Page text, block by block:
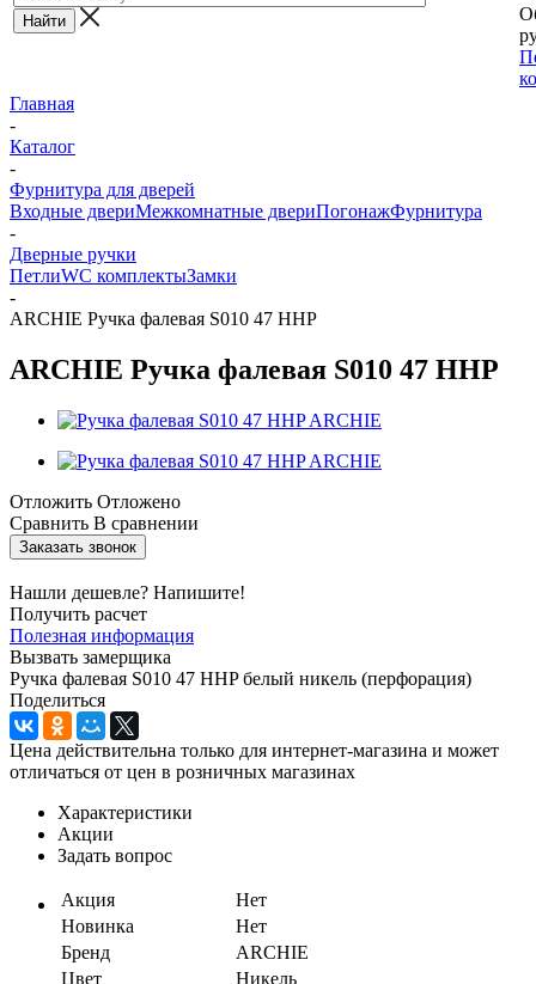
Главная
-
Каталог
-
Фурнитура для дверей
Входные двериМежкомнатные двериПогонажФурнитура
-
Дверные ручки
ПетлиWC комплектыЗамки
-
ARCHIE Ручка фалевая S010 47 HHP
ARCHIE Ручка фалевая S010 47 HHP
Отложить Отложено
Сравнить В сравнении
Заказать звонок
Нашли дешевле? Напишите!
Получить расчет
Полезная информация
Вызвать замерщика
Ручка фалевая S010 47 HHP белый никель (перфорация)
Поделиться
Цена действительна только для интернет-магазина и может
отличаться от цен в розничных магазинах
Характеристики
Акции
Задать вопрос
Акция
Нет
Новинка
Нет
Бренд
ARCHIE
Цвет
Никель